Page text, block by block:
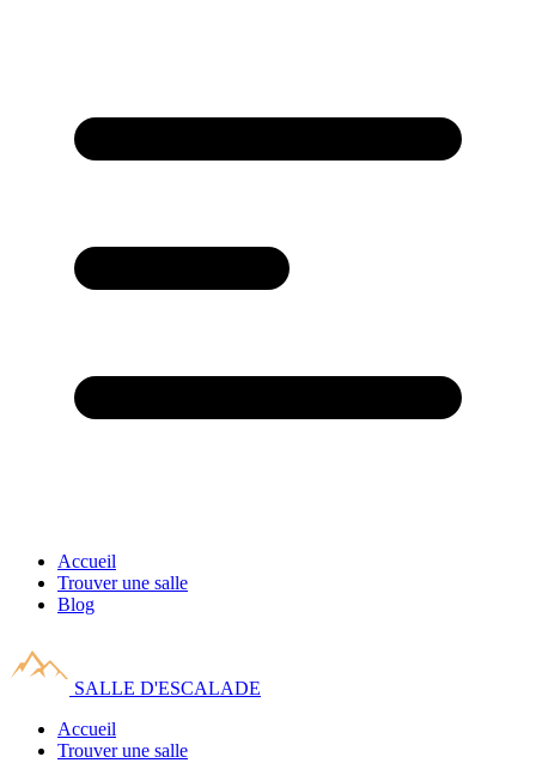
Accueil
Trouver une salle
Blog
SALLE D'ESCALADE
Accueil
Trouver une salle